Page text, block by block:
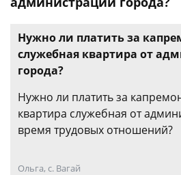
Нужно ли платить за
служебная квартира от
города?
Нужно ли платить за
квартира служебная от
время трудовых отношений?
Ольга, с. Вагай